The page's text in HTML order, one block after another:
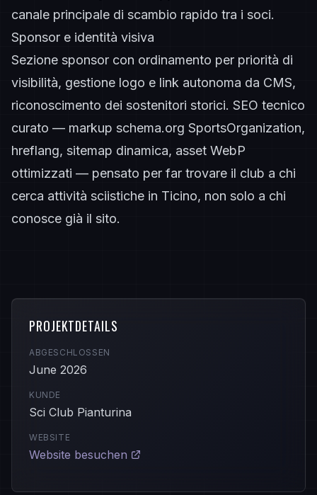
canale principale di scambio rapido tra i soci.
Sponsor e identità visiva
Sezione sponsor con ordinamento per priorità di
visibilità, gestione logo e link autonoma da CMS,
riconoscimento dei sostenitori storici. SEO tecnico
curato — markup schema.org SportsOrganization,
hreflang, sitemap dinamica, asset WebP
ottimizzati — pensato per far trovare il club a chi
cerca attività sciistiche in Ticino, non solo a chi
conosce già il sito.
PROJEKTDETAILS
ABGESCHLOSSEN
June 2026
KUNDE
Sci Club Pianturina
WEBSITE
Website besuchen